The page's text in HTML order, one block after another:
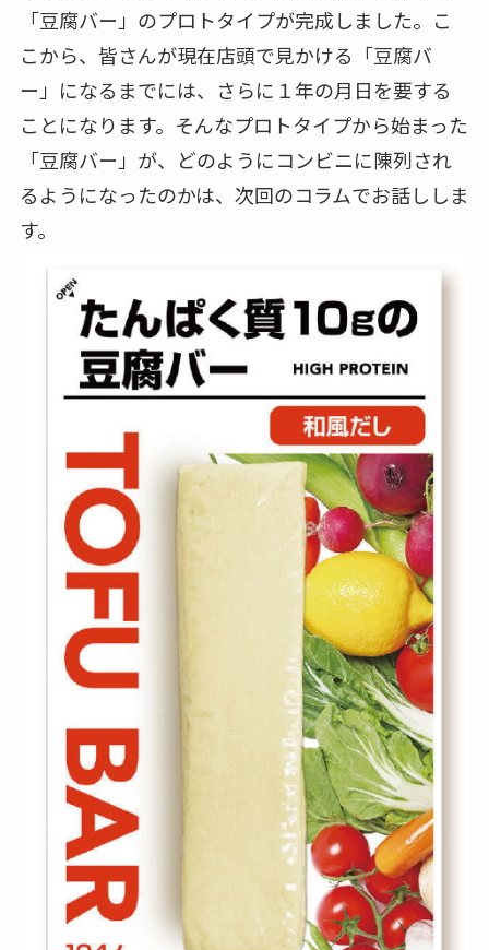
「豆腐バー」のプロトタイプが完成しました。こ
こから、皆さんが現在店頭で見かける「豆腐バ
ー」になるまでには、さらに１年の月日を要する
ことになります。そんなプロトタイプから始まった
「豆腐バー」が、どのようにコンビニに陳列され
るようになったのかは、次回のコラムでお話ししま
す。